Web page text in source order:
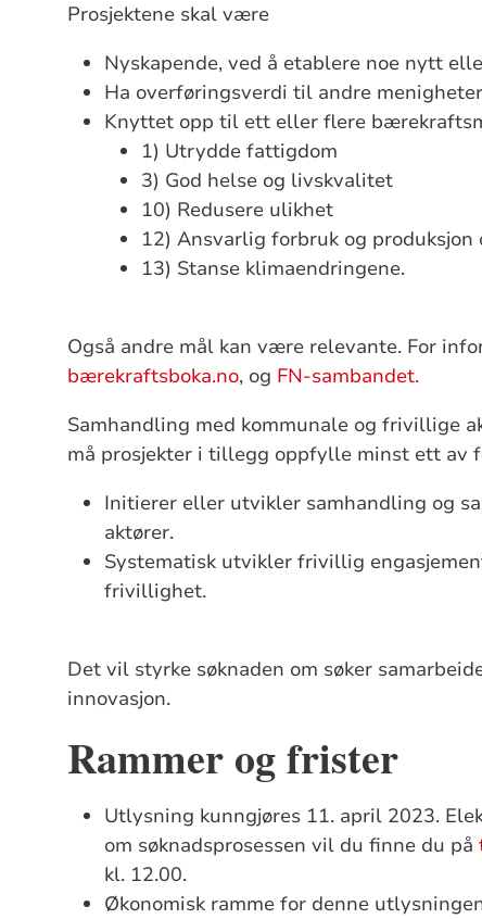
Prosjektene skal være
Nyskapende, ved å etablere noe nytt
Ha overføringsverdi til andre
Knyttet opp til ett eller flere
1) Utrydde fattigdom
3) God helse og livskvalitet
10) Redusere ulikhet
12) Ansvarlig forbruk og produksjon
13) Stanse klimaendringene.
Også andre mål kan være relevante. For
bærekraftsboka.no, og FN-sambandet.
Samhandling med kommunale og frivillige
må prosjekter i tillegg oppfylle minst ett av
Initierer eller utvikler samhandling og
aktører.
Systematisk utvikler frivillig
frivillighet.
Det vil styrke søknaden om søker
innovasjon.
Rammer og frister
Utlysning kunngjøres 11. april 2023.
om søknadsprosessen vil du finne du på
kl. 12.00.
Økonomisk ramme for denne